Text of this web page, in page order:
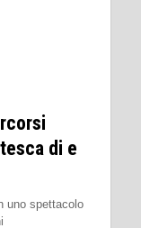
di e
uno spettacolo